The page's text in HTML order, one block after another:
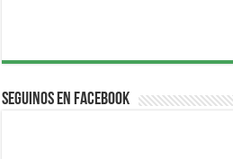
Seguinos en Facebook